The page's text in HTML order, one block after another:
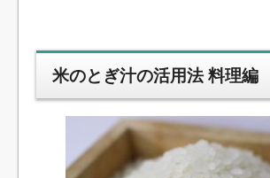
米のとぎ汁の活用法 料理編